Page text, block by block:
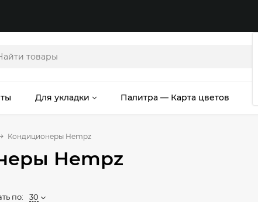
Для укладки Палитра — Карта цветов
Кондиционеры Hempz
Hempz
по: 30